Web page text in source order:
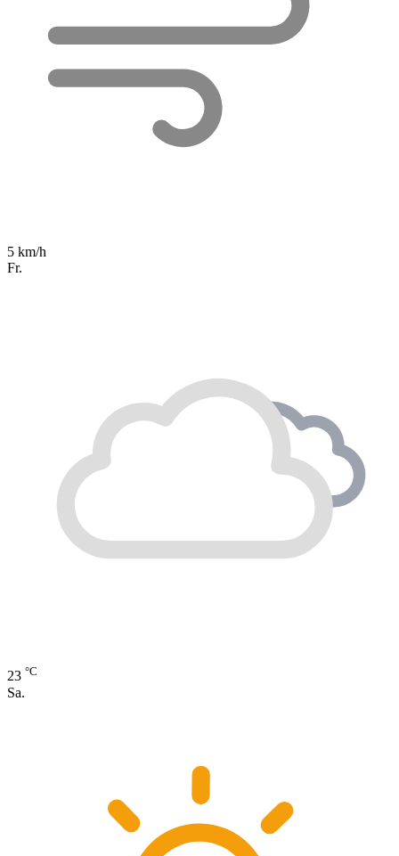
5 km/h
Fr.
23 °C
Sa.